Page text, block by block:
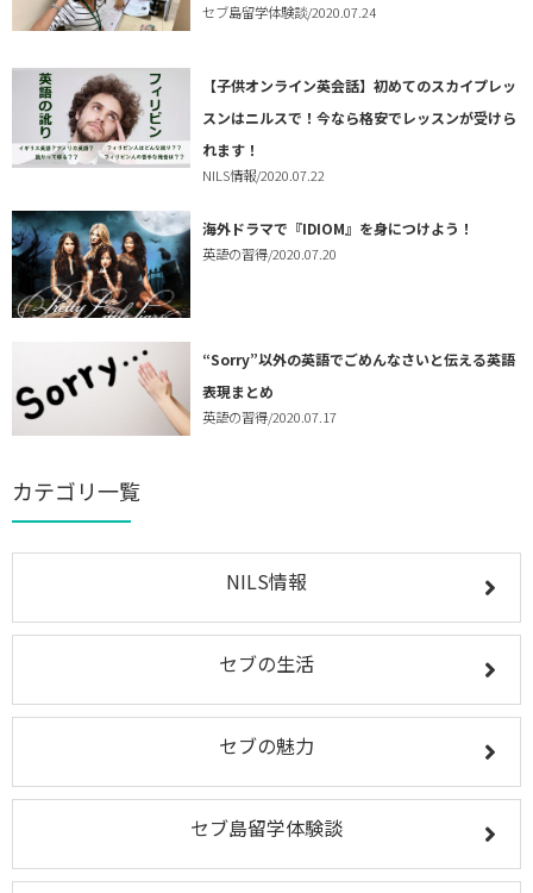
セブ島留学体験談/2020.07.24
【子供オンライン英会話】初めてのスカイプレッ
スンはニルスで！今なら格安でレッスンが受けら
れます！
NILS情報/2020.07.22
海外ドラマで『IDIOM』を身につけよう！
英語の習得/2020.07.20
“Sorry”以外の英語でごめんなさいと伝える英語
表現まとめ
英語の習得/2020.07.17
カテゴリ一覧
NILS情報
セブの生活
セブの魅力
セブ島留学体験談